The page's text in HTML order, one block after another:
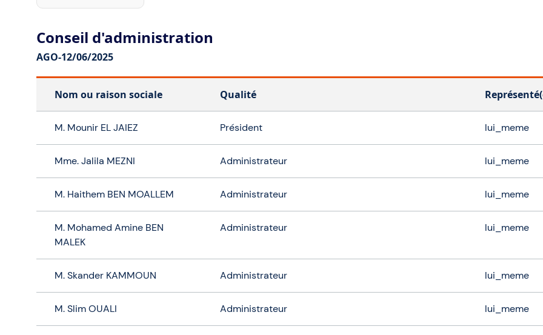
Conseil d'administration
AGO-12/06/2025
Nom ou raison sociale Qualité
M. Mounir EL JAIEZ Président lui_meme
Mme. Jalila MEZNI Administrateur lui_meme
M. Haithem BEN MOALLEM Administrateur lui_meme
M. Mohamed Amine BEN
MALEK
Administrateur lui_meme
M. Skander KAMMOUN Administrateur lui_meme
M. Slim OUALI Administrateur lui_meme